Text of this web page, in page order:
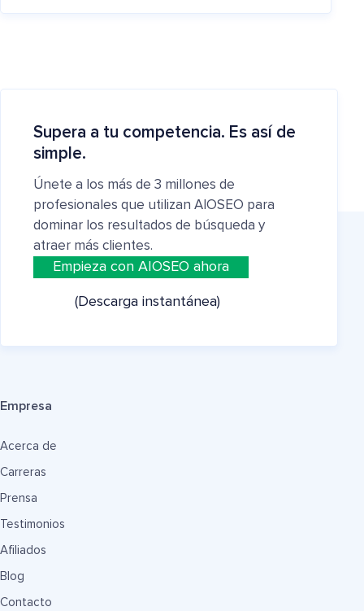
Supera a tu competencia. Es así de
simple.
Únete a los más de 3 millones de
profesionales que utilizan AIOSEO para
dominar los resultados de búsqueda y
atraer más clientes.
Empieza con AIOSEO ahora
(Descarga instantánea)
Empresa
Acerca de
Carreras
Prensa
Testimonios
Afiliados
Blog
Contacto